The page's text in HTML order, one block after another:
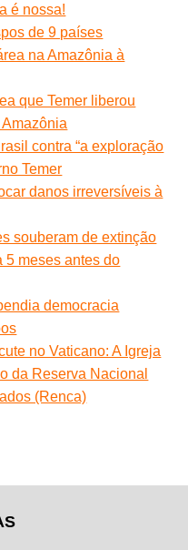
é nossa!
de 9 países
na Amazônia à
que Temer liberou
contra “a exploração
Temer
danos irreversíveis à
souberam de extinção
5 meses antes do
democracia
no Vaticano: A Igreja
da Reserva Nacional
(Renca)